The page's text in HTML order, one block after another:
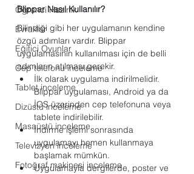
Öğrenci Hazırlık
Evraklar
Eğitici Oyunlar
Cep telefonu inceleme
Tablet inceleme
Dizüstü inceleme
Masaüstü inceleme
Televizyon inceleme
Fotoğraf makinesi inceleme
Blippar Nasıl Kullanılır?
Bilindiği gibi her uygulamanın kendine
özgü adımları vardır. Blippar
uygulamasının kullanılması için de belli
adımların atılması gerekir.
İlk olarak uygulama indirilmelidir.
Blippar uygulaması, Android ya da
İOS üzerinden cep telefonuna veya
tablete indirilebilir.
İndirme işlemi sonrasında
uygulamayı hemen kullanmaya
başlamak mümkün.
Uygulamayla dergilerde, poster ve